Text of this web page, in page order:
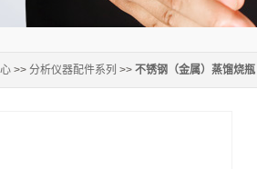
>> 分析仪器配件系列 >> 不锈钢（金属）蒸馏烧瓶